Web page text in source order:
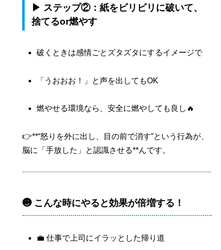
▶ ステップ②：紙をビリビリに破いて、
捨てるor燃やす
破くときは感情ごとズタズタにするイメージで
「うおおお！」と声を出してもOK
燃やせる環境なら、安全に燃やしても良し🔥
👉**“怒りを外に出し、目の前で消す”という行為が、
脳に「手放した」と認識させる**んです。
❸ こんな時にやると効果が倍増する！
💼 仕事で上司にイラッとした帰り道